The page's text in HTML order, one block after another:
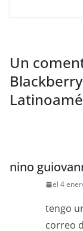
Un
nino
el 4
tengo
correo